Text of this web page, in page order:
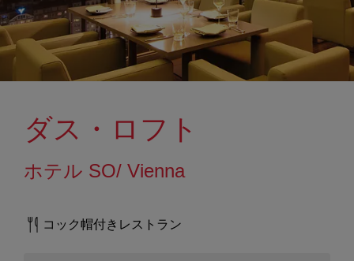
ダス・ロフト
ホテル SO/ Vienna
コック帽付きレストラン